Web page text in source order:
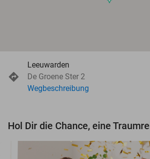
Leeuwarden
De Groene Ster 2
Wegbeschreibung